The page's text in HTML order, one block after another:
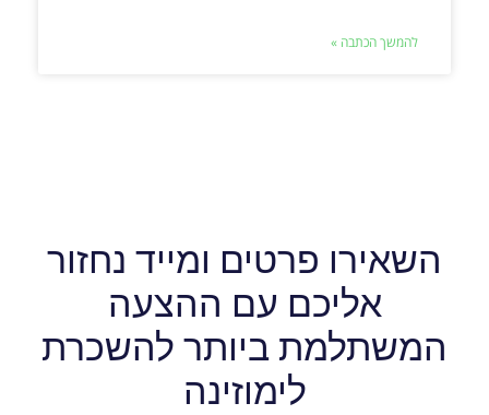
להמשך הכתבה »
השאירו פרטים ומייד נחזור
אליכם עם ההצעה
המשתלמת ביותר להשכרת
לימוזינה